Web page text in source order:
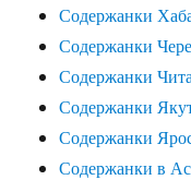
Содержанки
Содержанки
Содержанки Чита
Содержанки
Содержанки
Содержанки в